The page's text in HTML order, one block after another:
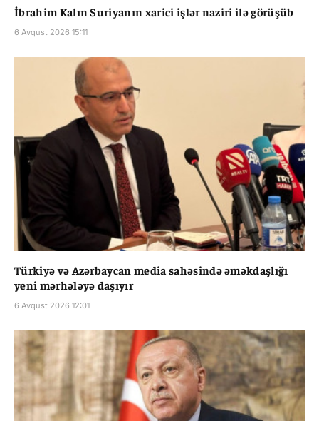
İbrahim Kalın Suriyanın xarici işlər naziri ilə görüşüb
6 Avqust 2026 15:11
Türkiyə və Azərbaycan media sahəsində əməkdaşlığı
yeni mərhələyə daşıyır
6 Avqust 2026 12:01